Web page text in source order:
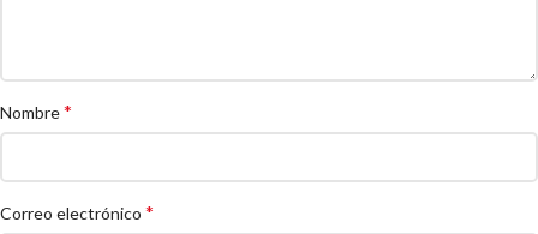
Nombre*
Correo electrónico *